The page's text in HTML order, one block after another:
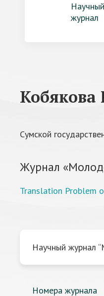
Научный
журнал
Сумской
Журнал
Translation Problem
Научный журнал
Номера журнала